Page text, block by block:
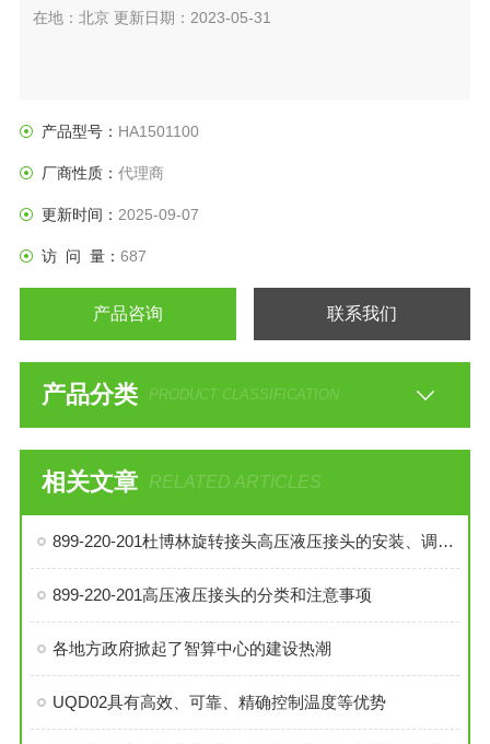
在地：北京 更新日期：2023-05-31
产品型号： HA1501100
厂商性质： 代理商
更新时间： 2025-09-07
访 问 量： 687
产品咨询 联系我们
产品分类 PRODUCT CLASSIFICATION
相关文章 RELATED ARTICLES
899-220-201杜博林旋转接头高压液压接头的安装、调试与维护技巧
899-220-201高压液压接头的分类和注意事项
各地方政府掀起了智算中心的建设热潮
UQD02具有高效、可靠、精确控制温度等优势